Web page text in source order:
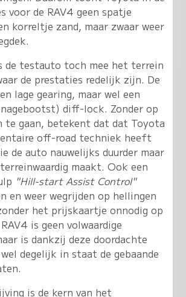
voor de RAV4 geen spatje
korreltje zand, maar zwaar weer
de testauto toch mee het terrein
de prestaties redelijk zijn. De
lage gearing, maar wel een
diff-lock. Zonder op
te gaan, betekent dat dat Toyota
off-road techniek heeft
de auto nauwelijks duurder maar
maakt. Ook een
"Hill-start Assist Control"
en weer wegrijden op hellingen
het prijskaartje onnodig op
is geen volwaardige
is dankzij deze doordachte
degelijk in staat de gebaande
is de kern van het